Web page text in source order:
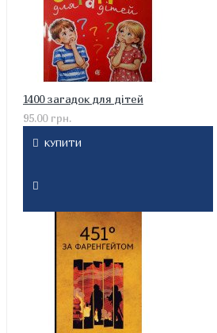
1400 загадок для дітей
95.00 грн.
КУПИТИ